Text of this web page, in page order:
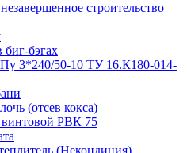
строительство
биг-бэгах
3*240/50-10 ТУ 16.К180-014-
(отсев кокса)
винтовой РВК 75
(Некондиция)